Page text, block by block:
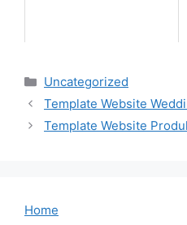
Categories
Uncategorized
Template Website
Template Website
Home